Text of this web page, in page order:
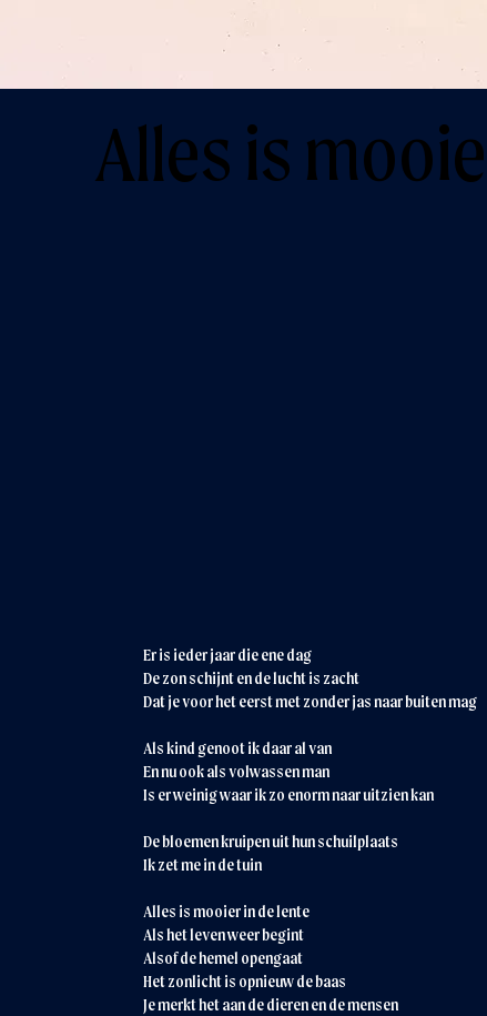
Alles is
Er is ieder jaar die ene dag
De zon schijnt en de lucht is zacht
Dat je voor het eerst met zonder jas naar buiten mag
Als kind genoot ik daar al van
En nu ook als volwassen man
Is er weinig waar ik zo enorm naar uitzien kan
De bloemen kruipen uit hun schuilplaats
Ik zet me in de tuin
Alles is mooier in de lente
Als het leven weer begint
Alsof de hemel opengaat
Het zonlicht is opnieuw de baas
Je merkt het aan de dieren en de mensen